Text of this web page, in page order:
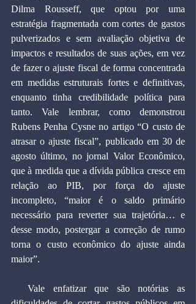
Dilma Rousseff, que optou por uma
estratégia fragmentada com cortes de gastos
pulverizados e sem avaliação objetiva de
impactos e resultados de suas ações, em vez
de fazer o ajuste fiscal de forma concentrada
em medidas estruturais fortes e definitivas,
enquanto tinha credibilidade política para
tanto. Vale lembrar, como demonstrou
Rubens Penha Cysne no artigo “O custo de
atrasar o ajuste fiscal”, publicado em 30 de
agosto último, no jornal Valor Econômico,
que à medida que a dívida pública cresce em
relação ao PIB, por força do ajuste
incompleto, “maior é o saldo primário
necessário para reverter sua trajetória… e
desse modo, postergar a correção de rumo
torna o custo econômico do ajuste ainda
maior”.
  Vale enfatizar que são notórias as